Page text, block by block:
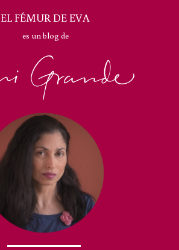
EL FÉMUR DE EVA
es un blog de